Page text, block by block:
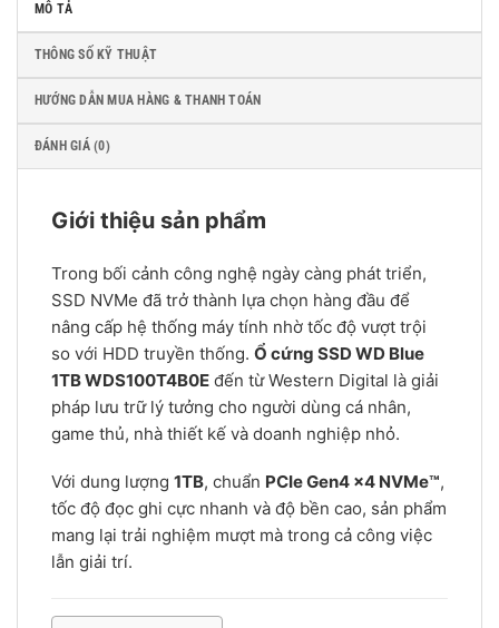
MÔ TẢ
THÔNG SỐ KỸ THUẬT
HƯỚNG DẪN MUA HÀNG & THANH TOÁN
ĐÁNH GIÁ (0)
Giới thiệu sản phẩm
Trong bối cảnh công nghệ ngày càng phát triển,
SSD NVMe đã trở thành lựa chọn hàng đầu để
nâng cấp hệ thống máy tính nhờ tốc độ vượt trội
so với HDD truyền thống. Ổ cứng SSD WD Blue
1TB WDS100T4B0E đến từ Western Digital là giải
pháp lưu trữ lý tưởng cho người dùng cá nhân,
game thủ, nhà thiết kế và doanh nghiệp nhỏ.
Với dung lượng 1TB, chuẩn PCIe Gen4 x4 NVMe™,
tốc độ đọc ghi cực nhanh và độ bền cao, sản phẩm
mang lại trải nghiệm mượt mà trong cả công việc
lẫn giải trí.